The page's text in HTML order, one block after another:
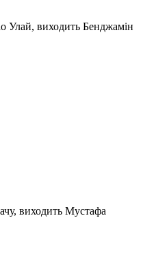
Улай, виходить Бенджамін
виходить Мустафа